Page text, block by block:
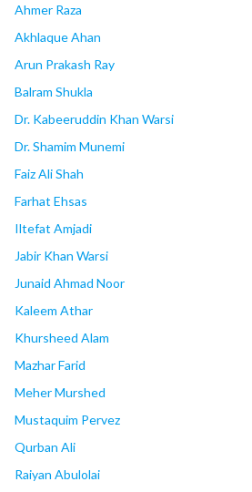
Ahmer Raza
Akhlaque Ahan
Arun Prakash Ray
Balram Shukla
Dr. Kabeeruddin Khan Warsi
Dr. Shamim Munemi
Faiz Ali Shah
Farhat Ehsas
Iltefat Amjadi
Jabir Khan Warsi
Junaid Ahmad Noor
Kaleem Athar
Khursheed Alam
Mazhar Farid
Meher Murshed
Mustaquim Pervez
Qurban Ali
Raiyan Abulolai